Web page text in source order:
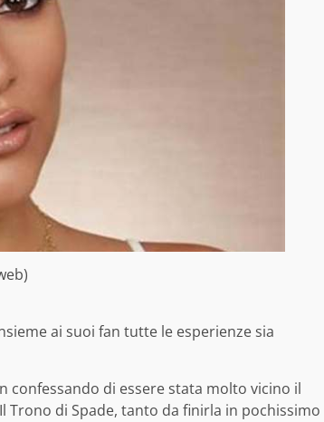
ai suoi fan tutte le esperienze sia
confessando di essere stata molto vicino il
Trono di Spade, tanto da finirla in pochissimo